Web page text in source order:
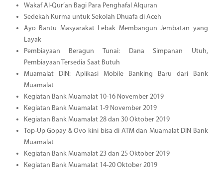
Wakaf Al-Qur’an Bagi Para Penghafal Alquran
Sedekah Kurma untuk Sekolah Dhuafa di Aceh
Ayo Bantu Masyarakat Lebak Membangun Jembatan yang
Layak
Pembiayaan Beragun Tunai: Dana Simpanan Utuh,
Pembiayaan Tersedia Saat Butuh
Muamalat DIN: Aplikasi Mobile Banking Baru dari Bank
Muamalat
Kegiatan Bank Muamalat 10-16 November 2019
Kegiatan Bank Muamalat 1-9 November 2019
Kegiatan Bank Muamalat 28 dan 30 Oktober 2019
Top-Up Gopay & Ovo kini bisa di ATM dan Muamalat DIN Bank
Muamalat
Kegiatan Bank Muamalat 23 dan 25 Oktober 2019
Kegiatan Bank Muamalat 14-20 Oktober 2019